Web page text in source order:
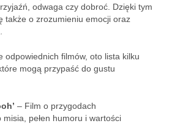
odwaga czy dobroć. Dzięki tym
także o zrozumieniu emocji oraz
odpowiednich filmów, oto lista kilku
mogą przypaść do gustu
– Film o przygodach
pełen humoru i wartości